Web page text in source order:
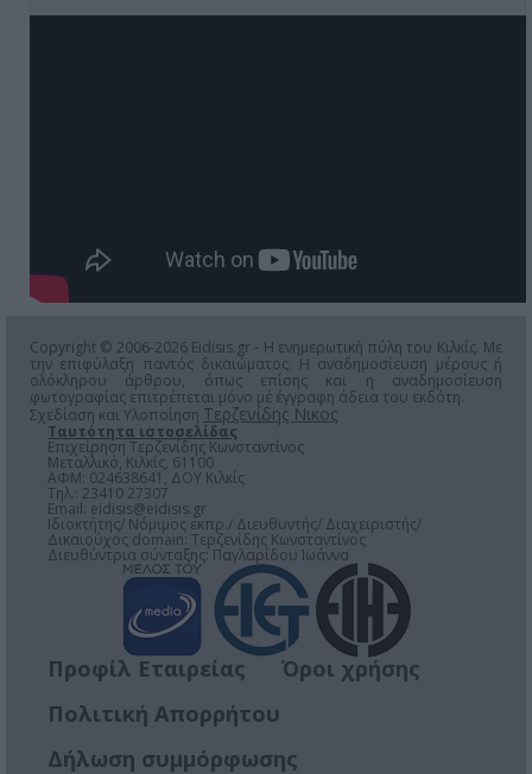
Copyright © 2006-2026 Eidisis.gr - Η ενημερωτική πύλη του Κιλκίς. Με
την επιφύλαξη παντός δικαιώματος. Η αναδημοσίευση μέρους ή
ολόκληρου άρθρου, όπως επίσης και η αναδημοσίευση
φωτογραφίας επιτρέπεται μόνο μέ έγγραφη άδεια του εκδότη.
Σχεδίαση και Υλοποίηση Τερζενίδης Νικος
Ταυτότητα ιστοσελίδας
Επιχείρηση Τερζενίδης Κωνσταντίνος
Μεταλλικό, Κιλκίς, 61100
ΑΦΜ: 024638641, ΔΟΥ Κιλκίς
Τηλ.: 23410 27307
Email: eidisis@eidisis.gr
Ιδιοκτήτης/ Νόμιμος εκπρ./ Διευθυντής/ Διαχειριστής/
Δικαιούχος domain: Τερζενίδης Κωνσταντίνος
Διευθύντρια σύνταξης: Παγλαρίδου Ιωάννα
Προφίλ Εταιρείας
Όροι χρήσης
Πολιτική Απορρήτου
Δήλωση συμμόρφωσης